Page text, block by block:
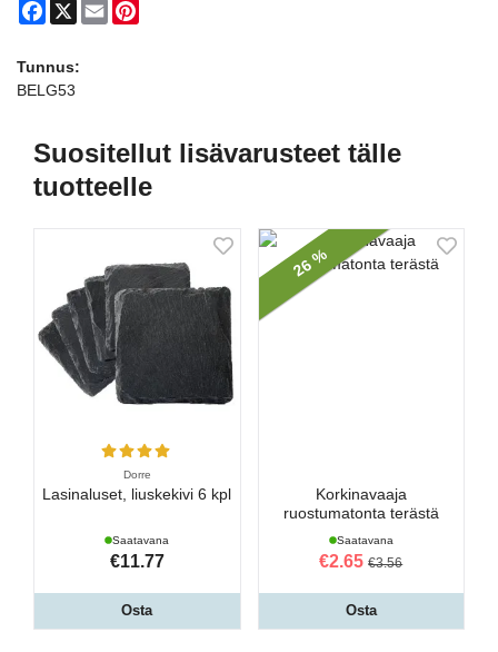
Facebook
X Email
Tunnus:
BELG53
Suositellut lisävarusteet tälle
tuotteelle
Dorre
Lasinaluset, liuskekivi 6 kpl
Saatavana
€11.77
Osta
26 %
Korkinavaaja
ruostumatonta terästä
Saatavana
€2.65 €3.56
Osta